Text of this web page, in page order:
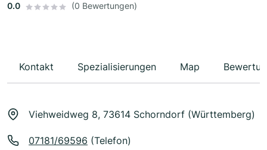
0.0
(0 Bewertungen)
Kontakt Spezialisierungen Map
Viehweidweg 8, 73614 Schorndorf (Württemberg)
07181/69596 (Telefon)